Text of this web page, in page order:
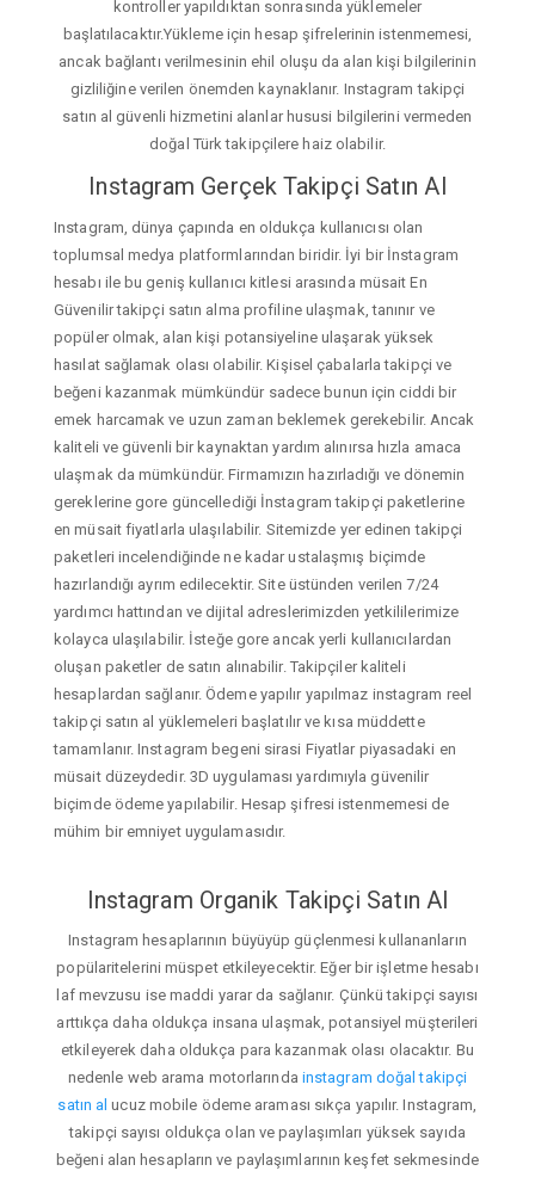
kontroller yapıldıktan sonrasında yüklemeler
başlatılacaktır.Yükleme için hesap şifrelerinin istenmemesi,
ancak bağlantı verilmesinin ehil oluşu da alan kişi bilgilerinin
gizliliğine verilen önemden kaynaklanır. Instagram takipçi
satın al güvenli hizmetini alanlar hususi bilgilerini vermeden
doğal Türk takipçilere haiz olabilir.
Instagram Gerçek Takipçi Satın Al
Instagram, dünya çapında en oldukça kullanıcısı olan
toplumsal medya platformlarından biridir. İyi bir İnstagram
hesabı ile bu geniş kullanıcı kitlesi arasında müsait En
Güvenilir takipçi satın alma profiline ulaşmak, tanınır ve
popüler olmak, alan kişi potansiyeline ulaşarak yüksek
hasılat sağlamak olası olabilir. Kişisel çabalarla takipçi ve
beğeni kazanmak mümkündür sadece bunun için ciddi bir
emek harcamak ve uzun zaman beklemek gerekebilir. Ancak
kaliteli ve güvenli bir kaynaktan yardım alınırsa hızla amaca
ulaşmak da mümkündür. Firmamızın hazırladığı ve dönemin
gereklerine gore güncellediği İnstagram takipçi paketlerine
en müsait fiyatlarla ulaşılabilir. Sitemizde yer edinen takipçi
paketleri incelendiğinde ne kadar ustalaşmış biçimde
hazırlandığı ayrım edilecektir. Site üstünden verilen 7/24
yardımcı hattından ve dijital adreslerimizden yetkililerimize
kolayca ulaşılabilir. İsteğe gore ancak yerli kullanıcılardan
oluşan paketler de satın alınabilir. Takipçiler kaliteli
hesaplardan sağlanır. Ödeme yapılır yapılmaz instagram reel
takipçi satın al yüklemeleri başlatılır ve kısa müddette
tamamlanır. Instagram begeni sirasi Fiyatlar piyasadaki en
müsait düzeydedir. 3D uygulaması yardımıyla güvenilir
biçimde ödeme yapılabilir. Hesap şifresi istenmemesi de
mühim bir emniyet uygulamasıdır.
Instagram Organik Takipçi Satın Al
Instagram hesaplarının büyüyüp güçlenmesi kullananların
popülaritelerini müspet etkileyecektir. Eğer bir işletme hesabı
laf mevzusu ise maddi yarar da sağlanır. Çünkü takipçi sayısı
arttıkça daha oldukça insana ulaşmak, potansiyel müşterileri
etkileyerek daha oldukça para kazanmak olası olacaktır. Bu
nedenle web arama motorlarında instagram doğal takipçi
satın al ucuz mobile ödeme araması sıkça yapılır. Instagram,
takipçi sayısı oldukça olan ve paylaşımları yüksek sayıda
beğeni alan hesapların ve paylaşımlarının keşfet sekmesinde